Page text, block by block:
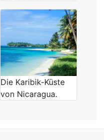
Die Karibik-Küste
von Nicaragua.